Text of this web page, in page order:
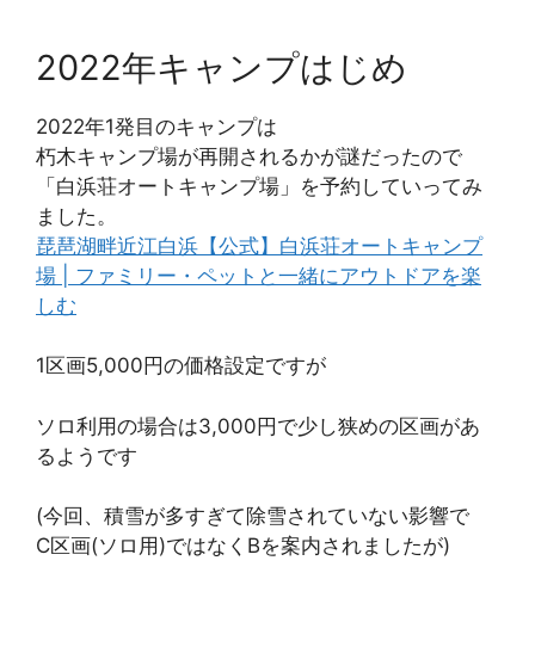
2022年キャンプはじめ
2022年1発目のキャンプは
朽木キャンプ場が再開されるかが謎だったので
「白浜荘オートキャンプ場」を予約していってみ
ました。
琵琶湖畔近江白浜【公式】白浜荘オートキャンプ
場 | ファミリー・ペットと一緒にアウトドアを楽
しむ
1区画5,000円の価格設定ですが
ソロ利用の場合は3,000円で少し狭めの区画があ
るようです
(今回、積雪が多すぎて除雪されていない影響で
C区画(ソロ用)ではなくBを案内されましたが)